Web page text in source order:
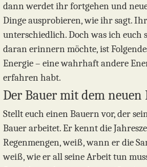
dann werdet ihr fortgehen und
Dinge ausprobieren, wie ihr sagt.
unterschiedlich. Doch was ich euch
daran erinnern möchte, ist
Energie – eine wahrhaft andere
erfahren habt.
Der Bauer mit dem neuen
Stellt euch einen Bauern vor, der
Bauer arbeitet. Er kennt die
Regenmengen, weiß, wann er die
weiß, wie er all seine Arbeit tun